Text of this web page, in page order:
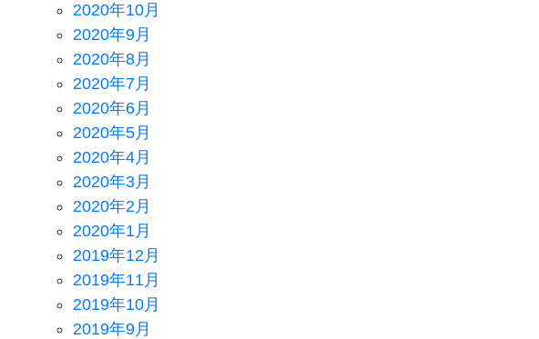
2020年10月
2020年9月
2020年8月
2020年7月
2020年6月
2020年5月
2020年4月
2020年3月
2020年2月
2020年1月
2019年12月
2019年11月
2019年10月
2019年9月